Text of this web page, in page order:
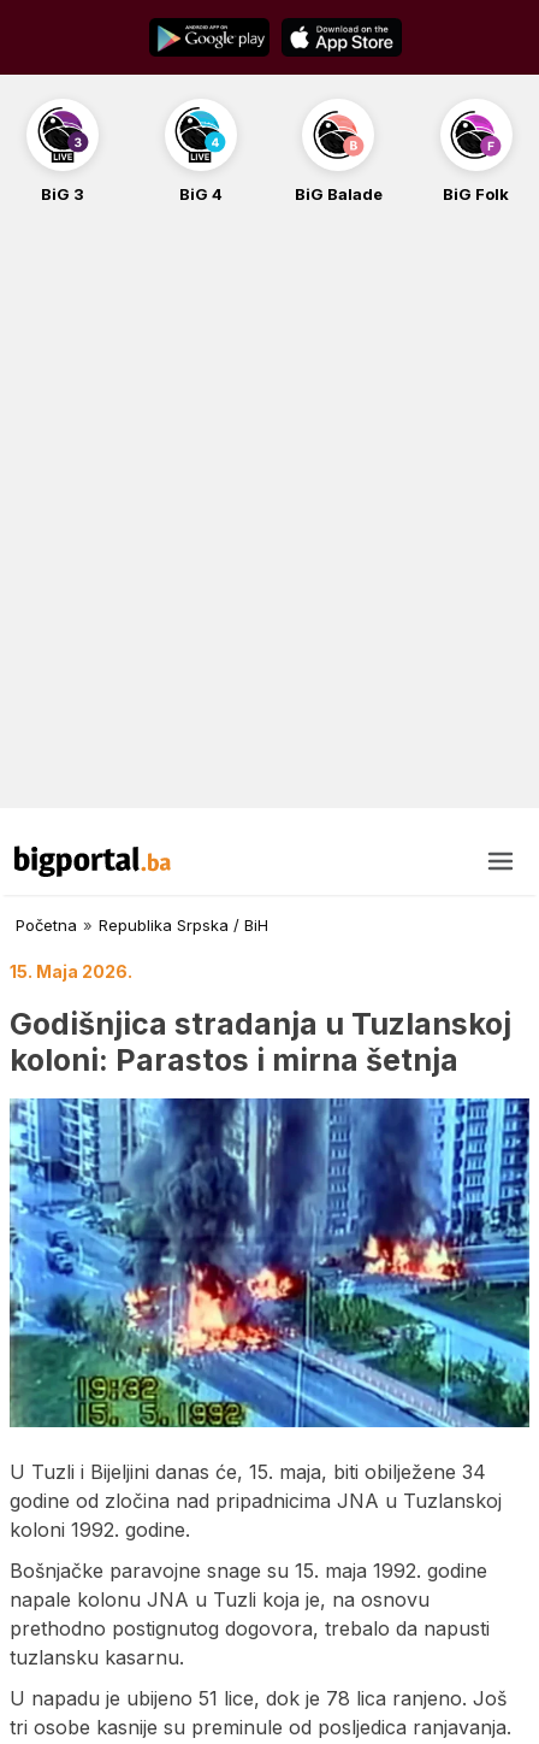
content
BiG 3 BiG 4 BiG Balade BiG Folk
Početna » Republika Srpska / BiH
15. Maja 2026.
Godišnjica stradanja u Tuzlanskoj
koloni: Parastos i mirna šetnja
U Tuzli i Bijeljini danas će, 15. maja, biti obilježene 34
godine od zločina nad pripadnicima ЈNA u Tuzlanskoj
koloni 1992. godine.
Bošnjačke paravojne snage su 15. maja 1992. godine
napale kolonu ЈNA u Tuzli koja je, na osnovu
prethodno postignutog dogovora, trebalo da napusti
tuzlansku kasarnu.
U napadu je ubijeno 51 lice, dok je 78 lica ranjeno. Јoš
tri osobe kasnije su preminule od posljedica ranjavanja.